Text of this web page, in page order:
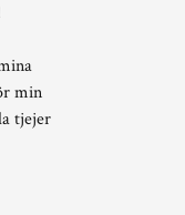
min
tjejer